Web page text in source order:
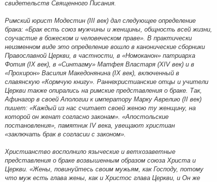
свидетельств Священного Писания.
Римский юрист Модестин (III век) дал следующее определение
брака: «Брак есть союз мужчины и женщины, общность всей жизни,
соучастие в божеском и человеческом праве». В практически
неизменном виде это определение вошло в канонические сборники
Православной Церкви, в частности, в «Номоканон» патриарха
Фотия (IX век), в «Синтагму» Матфея Властаря (XIV век) и в
«Прохирон» Василия Македонянина (IX век), включенный в
славянскую «Кормчую книгу». Раннехристианские отцы и учители
Церкви также опирались на римские представления о браке. Так,
Афинагор в своей Апологии к императору Марку Аврелию (II век)
пишет: «Каждый из нас считает своей женою ту женщину, на
которой он женат согласно законам». «Апостольские
постановления», памятник IV века, увещают христиан
«заключать брак в согласии с законом».
Христианство восполнило языческие и ветхозаветные
представления о браке возвышенным образом союза Христа и
Церкви. «Жены, повинуйтесь своим мужьям, как Господу, потому
что муж есть глава жены, как и Христос глава Церкви, и Он же